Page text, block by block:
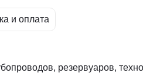
и оплата
резервуаров,